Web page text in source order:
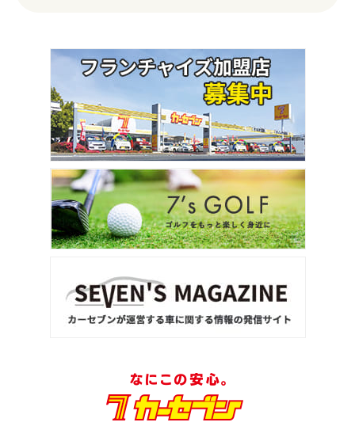
3位
トヨタ
ヴォクシー
ＳＵＶ・クロカン
1位
トヨタ
ヤリスクロス
2位
トヨタ
3位